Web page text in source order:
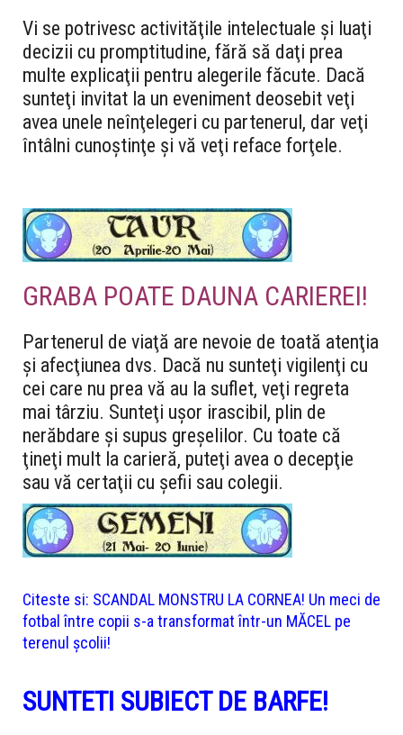
Vi se potrivesc activităţile intelectuale şi luaţi
decizii cu promptitudine, fără să daţi prea
multe explicaţii pentru alegerile făcute. Dacă
sunteţi invitat la un eveniment deosebit veţi
avea unele neînţelegeri cu partenerul, dar veţi
întâlni cunoştinţe şi vă veţi reface forţele.
GRABA POATE DAUNA CARIEREI!
Partenerul de viaţă are nevoie de toată atenţia
şi afecţiunea dvs. Dacă nu sunteţi vigilenţi cu
cei care nu prea vă au la suflet, veţi regreta
mai târziu. Sunteţi uşor irascibil, plin de
nerăbdare şi supus greşelilor. Cu toate că
ţineţi mult la carieră, puteţi avea o decepţie
sau vă certaţii cu şefii sau colegii.
Citeste si: SCANDAL MONSTRU LA CORNEA! Un meci de
fotbal între copii s-a transformat într-un MĂCEL pe
terenul școlii!
SUNTETI SUBIECT DE BARFE!